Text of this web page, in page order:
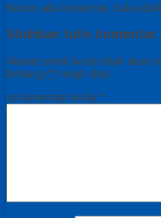
Belum ada komentar, buka
Silahkan tulis komentar
Alamat email Anda tidak akan
bintang (*) wajib diisi.
Isi komentar Anda *